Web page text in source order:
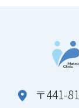
〒441-